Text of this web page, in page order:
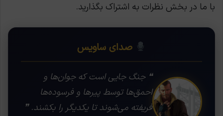
با ما در بخش نظرات به اشتراک بگذارید.
صدای ساویس
❝ جنگ جایی است که جوان‌ها و
احمق‌ها توسط پیرها و فرسوده‌ها
فریفته می‌شوند تا یکدیگر را بکشند. ❞